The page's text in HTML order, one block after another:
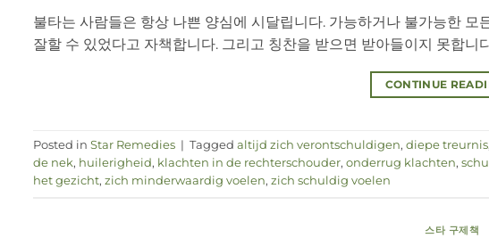
불타는 사람들은 항상 나쁜 양심에 시달립니다. 가능하거나 불가능한
잘할 수 있었다고 자책합니다. 그리고 칭찬을 받으면 받아들이지 못합니
CONTINUE
Posted in Star Remedies | Tagged altijd zich verontschuldigen, diepe treurnis,
de nek, huilerigheid, klachten in de rechterschouder, onderrug klachten,
het gezicht, zich minderwaardig voelen, zich schuldig voelen
스타 구제책